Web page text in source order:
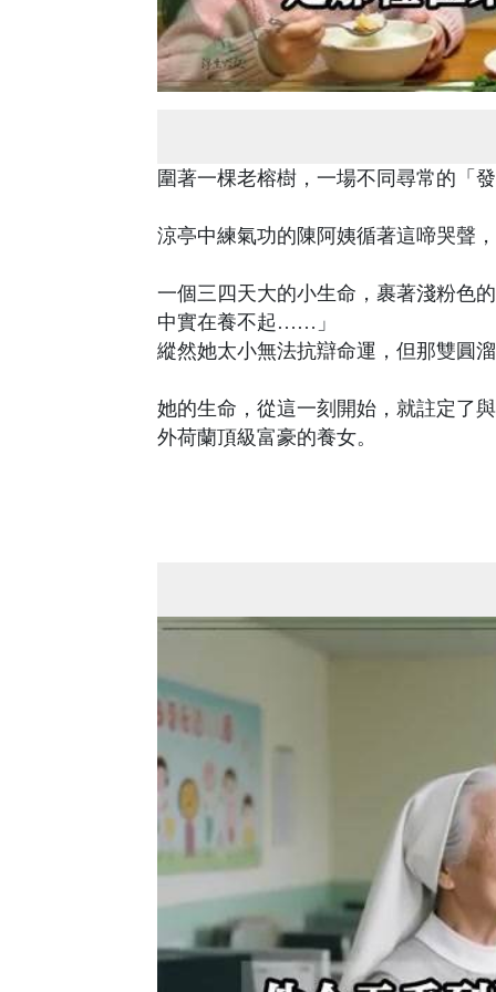
圍著一棵老榕樹，一場不同尋常的「
涼亭中練氣功的陳阿姨循著這啼哭聲
一個三四天大的小生命，裹著淺粉色
中實在養不起……」
縱然她太小無法抗辯命運，但那雙圓
她的生命，從這一刻開始，就註定了
外荷蘭頂級富豪的養女。